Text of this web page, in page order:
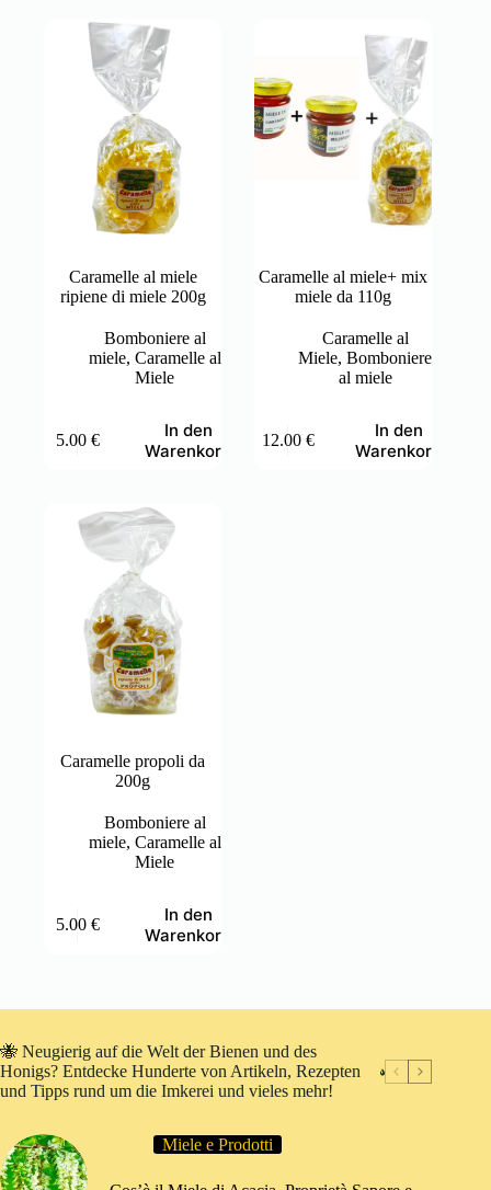
Caramelle al miele
ripiene di miele 200g
Bomboniere al
miele, Caramelle al
Miele
5.00 €
In den
Warenkorb
Caramelle al miele+ mix
miele da 110g
Caramelle al
Miele,Bomboniere
al miele
12.00 €
In den
Warenkorb
Caramelle propoli da
200g
Bomboniere al
miele, Caramelle al
Miele
5.00 €
In den
Warenkorb
🐝 Neugierig auf die Welt der Bienen und des
Honigs? Entdecke Hunderte von Artikeln, Rezepten
und Tipps rund um die Imkerei und vieles mehr!
Miele e Prodotti